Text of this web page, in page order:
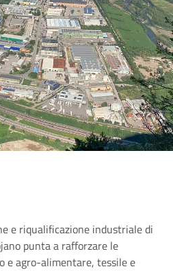
e riqualificazione industriale di
punta a rafforzare le
e agro-alimentare, tessile e